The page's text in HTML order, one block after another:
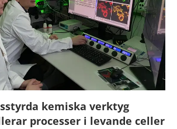
kemiska verktyg
processer i levande celler